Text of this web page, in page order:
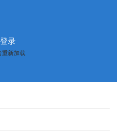
登录
重新加载